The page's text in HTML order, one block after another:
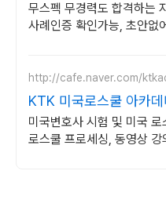
의 비밀
무스펙 무경력도 합격하는
사례인증 확인가능, 초안없
http://cafe.naver.com/
KTK 미국로스쿨 아카데
미국변호사 시험 및 미국 로
로스쿨 프로세싱, 동영상 강